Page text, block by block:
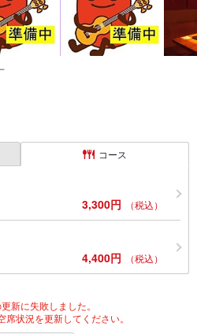
コース
3,300円 （税込）
4,400円 （税込）
新に失敗しました。
状況を更新してください。